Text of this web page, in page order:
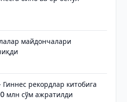
майдончалари
рекордлар китобига
млн сўм ажратилди